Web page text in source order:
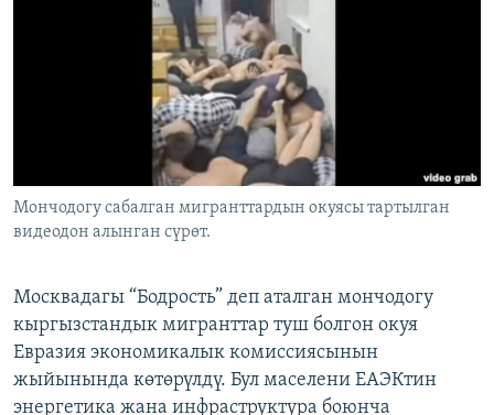
ЫҢГАЙСЫЗ СУРООЛОР
ЭЕ/АРнун бардык сайттары
Мончодогу сабалган мигранттардын окуясы тартылган
видеодон алынган сүрөт.
Москвадагы “Бодрость” деп аталган мончодогу
кыргызстандык мигранттар туш болгон окуя
Евразия экономикалык комиссиясынын
жыйынында көтөрүлдү. Бул маселени ЕАЭКтин
энергетика жана инфраструктура боюнча